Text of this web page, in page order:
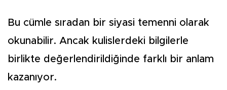
Bu cümle sıradan bir siyasi temenni olarak
okunabilir. Ancak kulislerdeki bilgilerle
birlikte değerlendirildiğinde farklı bir anlam
kazanıyor.